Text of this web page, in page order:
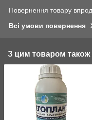
Повернення товару
Всі умови повернення
З цим товаром